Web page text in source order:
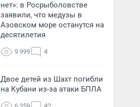
нет»: в Росрыболовстве
заявили, что медузы в
Азовском море останутся на
десятилетия
9 999 4
Двое детей из Шахт погибли
на Кубани из-за атаки БПЛА